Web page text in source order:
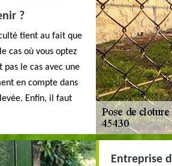
?
tient au fait que
cas où vous optez
pas le cas avec une
en compte dans
Enfin, il faut
Entreprise